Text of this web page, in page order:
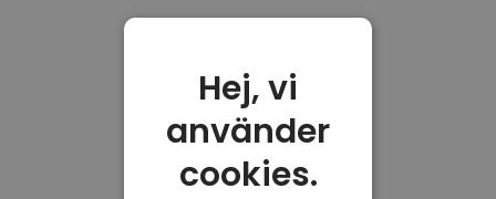
Hej, vi
använder
cookies.